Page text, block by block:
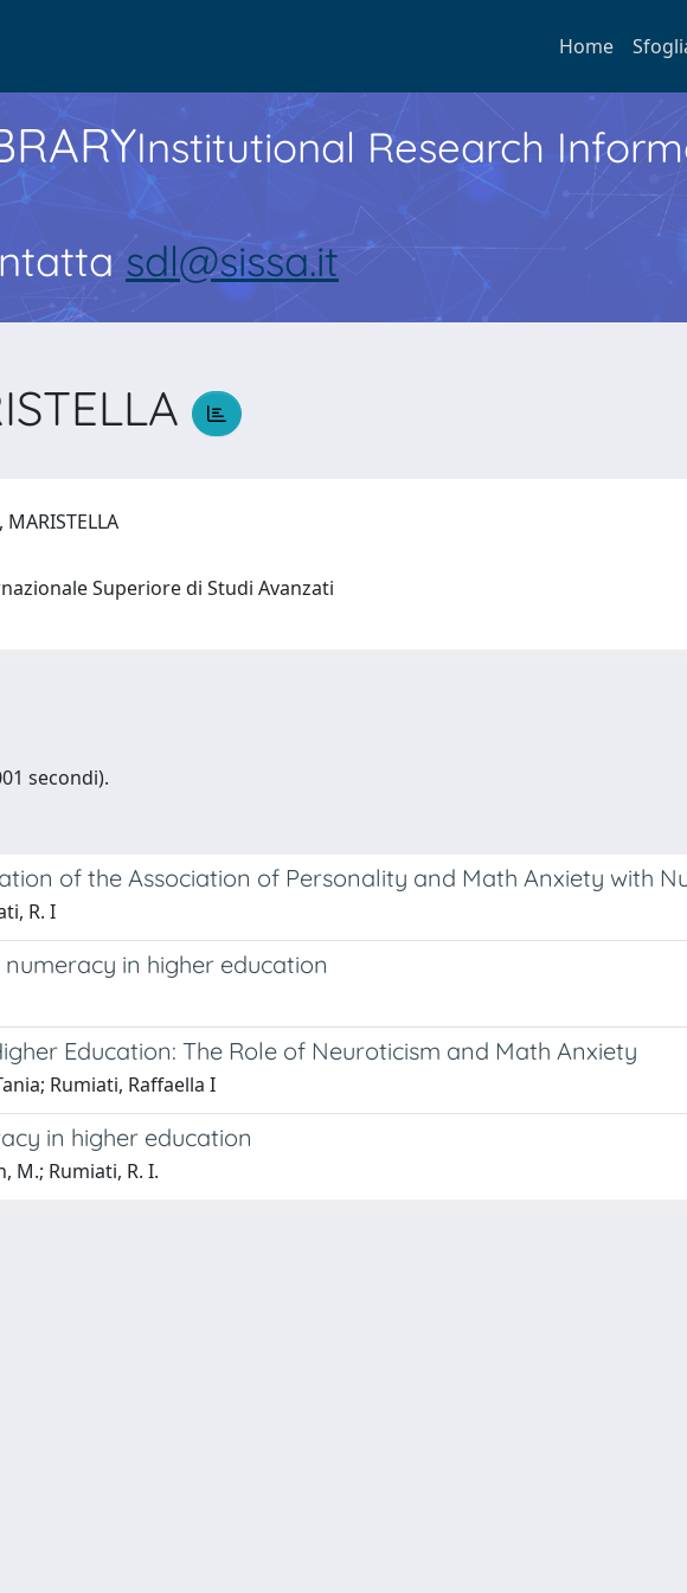
Home
Institutional Research
sdl@sissa.it
Superiore di Studi Avanzati
secondi).
of the Association of Personality and Math Anxiety with
R. I
in higher education
Education: The Role of Neuroticism and Math Anxiety
Rumiati, Raffaella I
in higher education
M.; Rumiati, R. I.